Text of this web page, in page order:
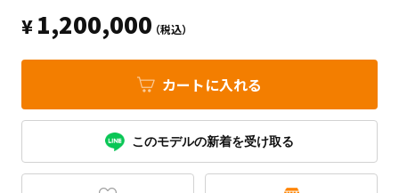
¥ 1,200,000（税込）
カートに入れる
このモデルの新着を受け取る